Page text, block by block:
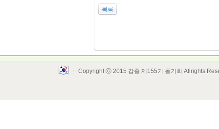
목록
Copyright ⓒ 2015 갑종 제155기 동기회 Allrights